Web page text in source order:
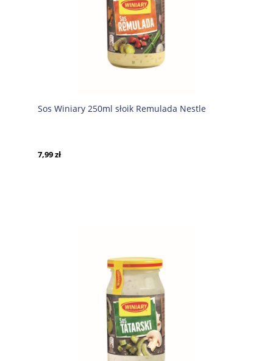
Sos Winiary 250ml słoik Remulada Nestle
7,99 zł